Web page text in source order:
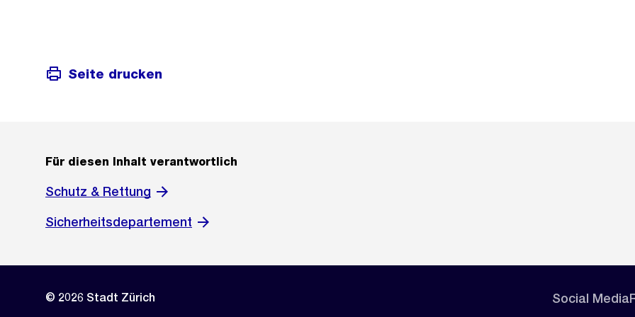
Seite drucken
Für diesen Inhalt verantwortlich
Schutz & Rettung
Sicherheitsdepartement
© 2026 Stadt Zürich Social Media